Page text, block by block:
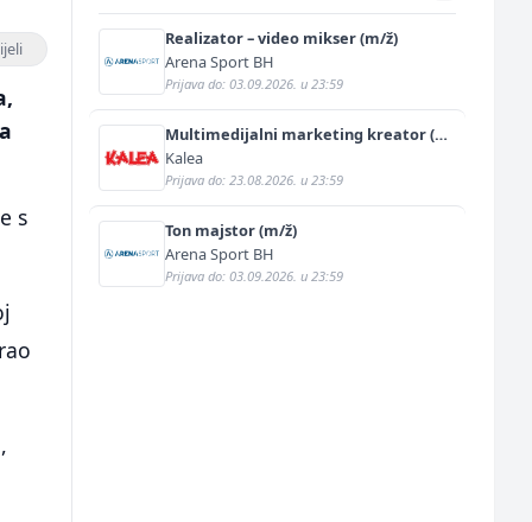
s
Realizator – video mikser (m/ž)
Arena Sport BH
Prijava do: 03.09.2026. u 23:59
Multimedijalni marketing kreator (m/
ž)
Kalea
Prijava do: 23.08.2026. u 23:59
Ton majstor (m/ž)
Arena Sport BH
Prijava do: 03.09.2026. u 23:59